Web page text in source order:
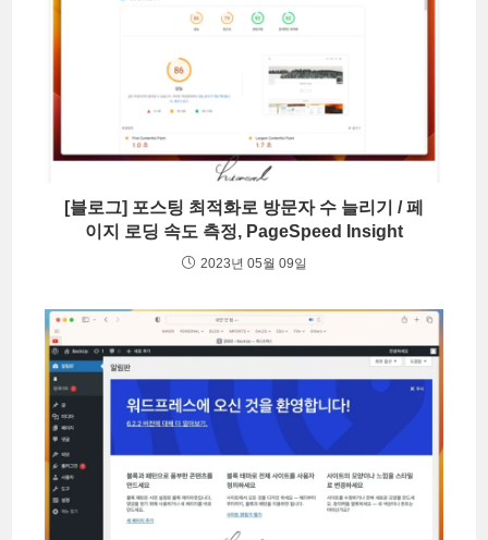
[블로그] 포스팅 최적화로 방문자 수 늘리기 / 페
이지 로딩 속도 측정, PageSpeed Insight
2023년 05월 09일